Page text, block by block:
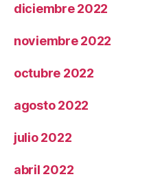
diciembre 2022
noviembre 2022
octubre 2022
agosto 2022
julio 2022
abril 2022